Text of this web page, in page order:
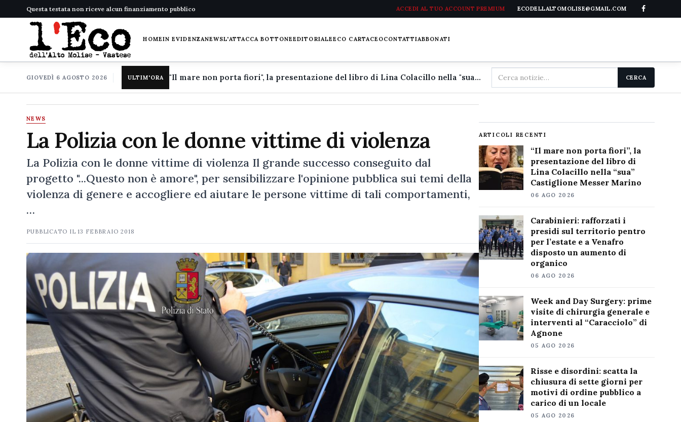
Questa testata non riceve alcun finanziamento pubblico ACCEDI AL TUO ACCOUNT PREMIUM ECODELLALTOMOLISE@GMAIL.COM
HOMEIN EVIDENZANEWSL'ATTACCA BOTTONEEDITORIALEECO CARTACEOCONTATTIABBONATI
GIOVEDÌ 6 AGOSTO 2026 ULTIM'ORA "Il mare non porta fiori", la presentazione del libro di Lina Colacillo nella "sua" Castiglione Messer Marino
Cerca
nel
CERCA
NEWS
La Polizia con le donne vittime di violenza
La Polizia con le donne vittime di violenza Il grande successo conseguito dal
progetto "...Questo non è amore", per sensibilizzare l'opinione pubblica sui temi della
violenza di genere e accogliere ed aiutare le persone vittime di tali comportamenti,
…
PUBBLICATO IL13 FEBBRAIO 2018
ARTICOLI RECENTI
“Il mare non porta fiori”, la
presentazione del libro di
Lina Colacillo nella “sua”
Castiglione Messer Marino
06 AGO 2026
Carabinieri: rafforzati i
presidi sul territorio pentro
per l’estate e a Venafro
disposto un aumento di
organico
06 AGO 2026
Week and Day Surgery: prime
visite di chirurgia generale e
interventi al “Caracciolo” di
Agnone
05 AGO 2026
Risse e disordini: scatta la
chiusura di sette giorni per
motivi di ordine pubblico a
carico di un locale
05 AGO 2026